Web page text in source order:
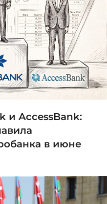
и AccessBank:
в июне